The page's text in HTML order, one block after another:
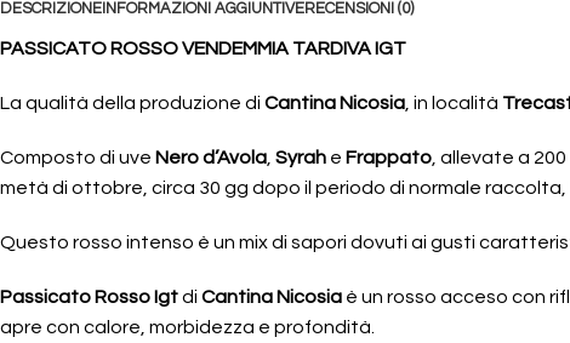
DESCRIZIONE INFORMAZIONI AGGIUNTIVERECENSIONI (0)
PASSICATO ROSSO VENDEMMIA TARDIVA IGT
La qualità della produzione di Cantina Nicosia , in località
Composto di uve Nero d’Avola Syrah e Frappato , allevate a
metà di ottobre, circa 30 gg dopo il periodo di normale raccolta,
Questo rosso intenso è un mix di sapori dovuti ai gusti
Passicato Rosso Igtdi Cantina Nicosia è un rosso acceso con
apre con calore, morbidezza e profondità.